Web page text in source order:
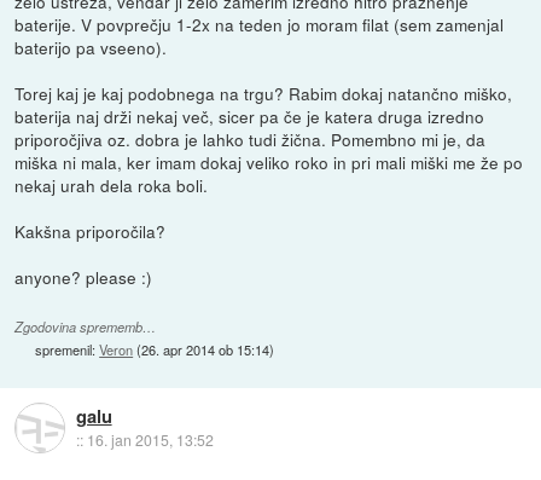
baterije. V povprečju 1-2x na teden jo moram filat (sem zamenjal
baterijo pa vseeno).
Torej kaj je kaj podobnega na trgu? Rabim dokaj natančno miško,
baterija naj drži nekaj več, sicer pa če je katera druga izredno
priporočjiva oz. dobra je lahko tudi žična. Pomembno mi je, da
miška ni mala, ker imam dokaj veliko roko in pri mali miški me že po
nekaj urah dela roka boli.
Kakšna priporočila?
anyone? please :)
Zgodovina sprememb…
spremenil:Veron(26. apr 2014 ob 15:14)
galu
:: 16. jan 2015, 13:52